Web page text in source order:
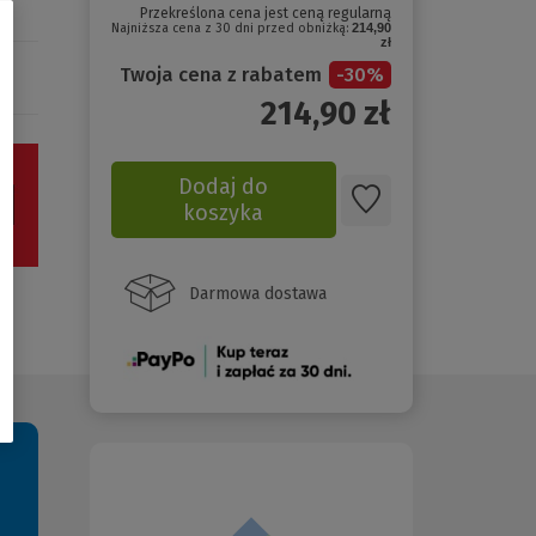
Przekreślona cena jest ceną regularną
Najniższa cena z 30 dni przed obniżką: 214,90
zł
Twoja cena z rabatem -30%
214,90 zł
Dodaj do
koszyka
Darmowa dostawa
(Nowe